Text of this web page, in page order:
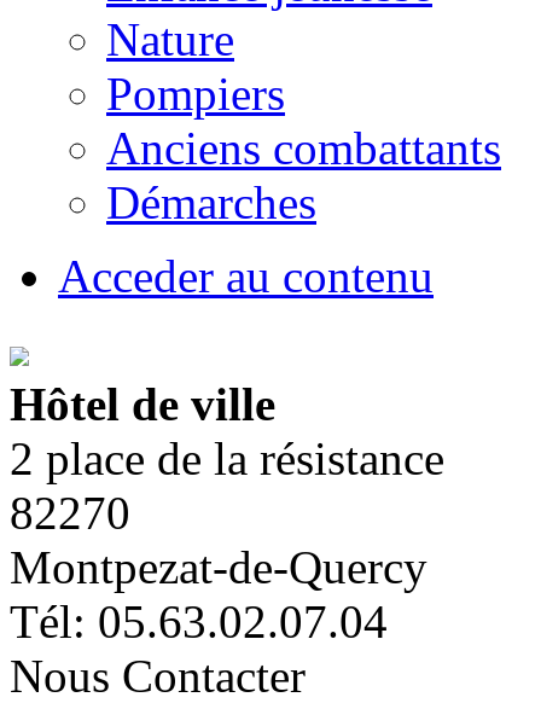
Nature
Pompiers
Anciens combattants
Démarches
Acceder au contenu
Hôtel de ville
2 place de la résistance
82270
Montpezat-de-Quercy
Tél: 05.63.02.07.04
Nous Contacter